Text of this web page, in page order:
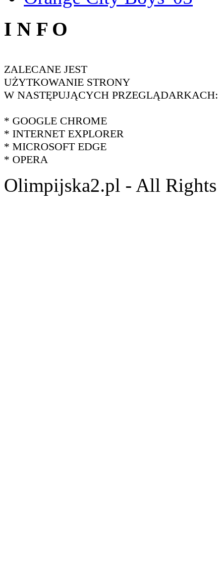
I N F O
ZALECANE JEST
UŻYTKOWANIE STRONY
W NASTĘPUJĄCYCH PRZEGLĄDARKACH:
* GOOGLE CHROME
* INTERNET EXPLORER
* MICROSOFT EDGE
* OPERA
Olimpijska2.pl - All Rights